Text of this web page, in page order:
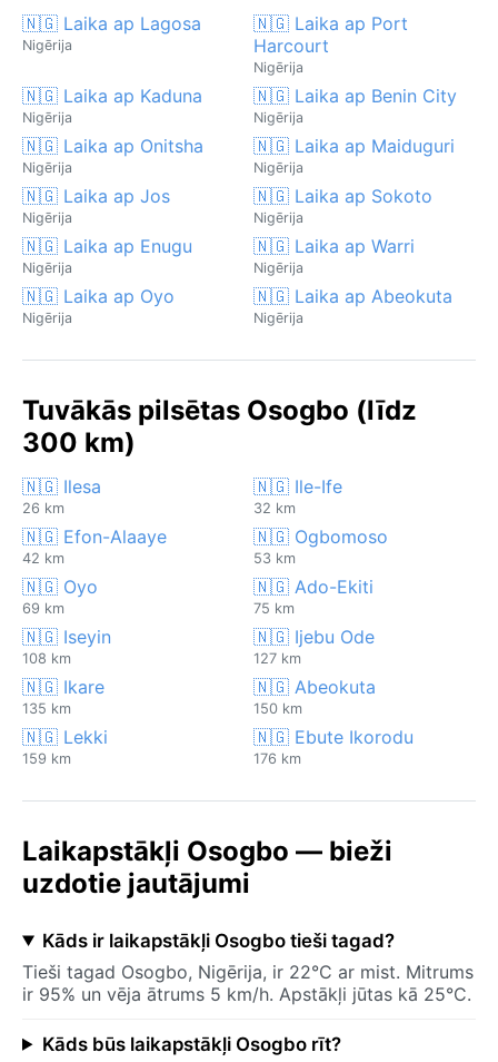
🇳🇬 Laika ap Lagosa
Nigērija
🇳🇬 Laika ap Port
Harcourt
Nigērija
🇳🇬 Laika ap Kaduna
Nigērija
🇳🇬 Laika ap Benin City
Nigērija
🇳🇬 Laika ap Onitsha
Nigērija
🇳🇬 Laika ap Maiduguri
Nigērija
🇳🇬 Laika ap Jos
Nigērija
🇳🇬 Laika ap Sokoto
Nigērija
🇳🇬 Laika ap Enugu
Nigērija
🇳🇬 Laika ap Warri
Nigērija
🇳🇬 Laika ap Oyo
Nigērija
🇳🇬 Laika ap Abeokuta
Nigērija
Tuvākās pilsētas Osogbo (līdz
300 km)
🇳🇬 Ilesa
26 km
🇳🇬 Ile-Ife
32 km
🇳🇬 Efon-Alaaye
42 km
🇳🇬 Ogbomoso
53 km
🇳🇬 Oyo
69 km
🇳🇬 Ado-Ekiti
75 km
🇳🇬 Iseyin
108 km
🇳🇬 Ijebu Ode
127 km
🇳🇬 Ikare
135 km
🇳🇬 Abeokuta
150 km
🇳🇬 Lekki
159 km
🇳🇬 Ebute Ikorodu
176 km
Laikapstākļi Osogbo — bieži
uzdotie jautājumi
Kāds ir laikapstākļi Osogbo tieši tagad?
Tieši tagad Osogbo, Nigērija, ir 22°C ar mist. Mitrums
ir 95% un vēja ātrums 5 km/h. Apstākļi jūtas kā 25°C.
Kāds būs laikapstākļi Osogbo rīt?